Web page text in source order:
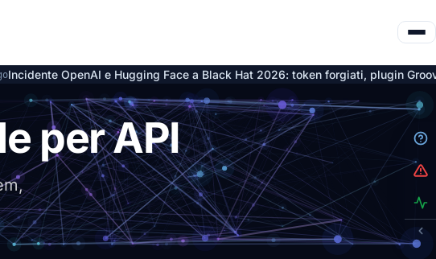
Face a Black Hat 2026: token forgiati, plugin Groovy e nove CVE su
per API